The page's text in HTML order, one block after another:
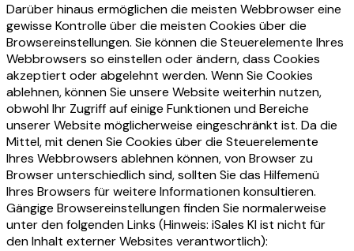
Darüber hinaus ermöglichen die meisten Webbrowser eine
gewisse Kontrolle über die meisten Cookies über die
Browsereinstellungen. Sie können die Steuerelemente Ihres
Webbrowsers so einstellen oder ändern, dass Cookies
akzeptiert oder abgelehnt werden. Wenn Sie Cookies
ablehnen, können Sie unsere Website weiterhin nutzen,
obwohl Ihr Zugriff auf einige Funktionen und Bereiche
unserer Website möglicherweise eingeschränkt ist. Da die
Mittel, mit denen Sie Cookies über die Steuerelemente
Ihres Webbrowsers ablehnen können, von Browser zu
Browser unterschiedlich sind, sollten Sie das Hilfemenü
Ihres Browsers für weitere Informationen konsultieren.
Gängige Browsereinstellungen finden Sie normalerweise
unter den folgenden Links (Hinweis: iSales KI ist nicht für
den Inhalt externer Websites verantwortlich):